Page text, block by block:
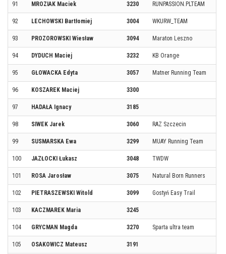
91 MROZIAK Maciek 3230 RUNPASSION.PLTEAM
92 LECHOWSKI Bartłomiej 3004 WKURW_TEAM
93 PROZOROWSKI Wiesław 3094 Maraton Leszno
94 DYDUCH Maciej 3232 KB Orange
95 GŁOWACKA Edyta 3057 Matner Running Team
96 KOSZAREK Maciej 3300
97 HADAŁA Ignacy 3185
98 SIWEK Jarek 3060 RAZ Szczecin
99 SUSMARSKA Ewa 3299 MUAY Running Team
100 JAZŁOCKI Łukasz 3048 TWDW
101 ROSA Jarosław 3075 Natural Born Runners
102 PIETRASZEWSKI Witold 3099 Gostyń Easy Trail
103 KACZMAREK Maria 3245
104 GRYCMAN Magda 3270 Sparta ultra team
105 OSAKOWICZ Mateusz 3191